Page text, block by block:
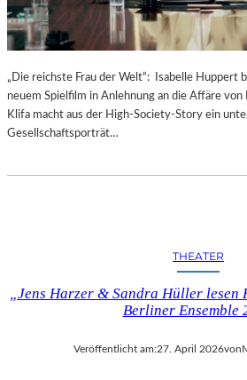
–
I
O
„Die reichste Frau der Welt“: Isabelle Huppert
neuem Spielfilm in Anlehnung an die Affäre
Klifa macht aus der High-Society-Story ein
Gesellschaftsporträt…
THEATER
„Jens Harzer & Sandra Hüller lesen
Berliner Ensemble
Veröffentlicht am:27. April 2026von